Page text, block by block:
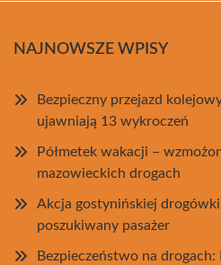
NAJNOWSZE WPISY
Bezpieczny przejazd
ujawniają 13 wykroczeń
Półmetek wakacji –
mazowieckich drogach
Akcja gostynińskiej
poszukiwany pasażer
Bezpieczeństwo na